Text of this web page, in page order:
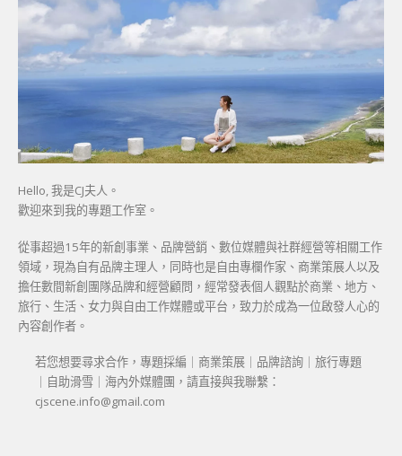
Hello, 我是CJ夫人。
歡迎來到我的專題工作室。
從事超過15年的新創事業、品牌營銷、數位媒體與社群經營等相關工作
領域，現為自有品牌主理人，同時也是自由專欄作家、商業策展人以及
擔任數間新創團隊品牌和經營顧問，經常發表個人觀點於商業、地方、
旅行、生活、女力與自由工作媒體或平台，致力於成為一位啟發人心的
內容創作者。
若您想要尋求合作，專題採編｜商業策展｜品牌諮詢｜旅行專題
｜自助滑雪｜海內外媒體團，請直接與我聯繫：
cjscene.info@gmail.com